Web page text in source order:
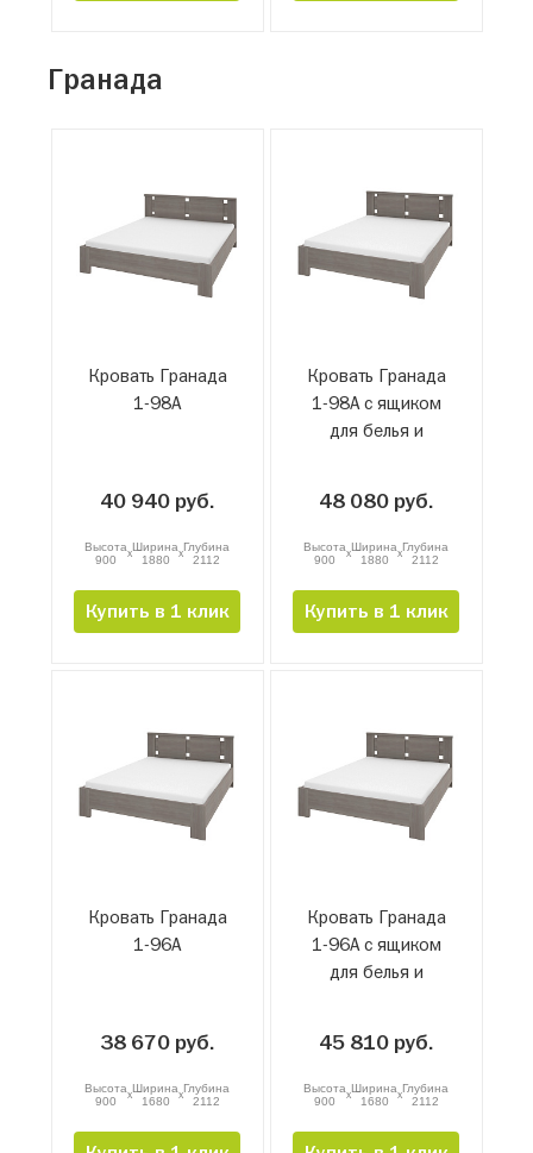
Гранада
Кровать Гранада
1-98А
40 940 руб.
Высота
900
xШирина
1880
xГлубина
2112
Купить в 1 клик
Кровать Гранада
1-98А с ящиком
для белья и
48 080 руб.
Высота
900
xШирина
1880
xГлубина
2112
Купить в 1 клик
Кровать Гранада
1-96А
38 670 руб.
Высота
900
xШирина
1680
xГлубина
2112
Кровать Гранада
1-96А с ящиком
для белья и
45 810 руб.
Высота
900
xШирина
1680
xГлубина
2112